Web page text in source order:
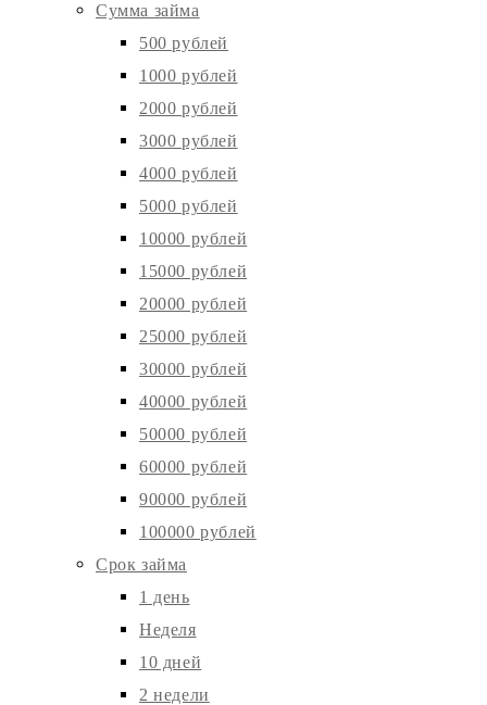
Сумма займа
500 рублей
1000 рублей
2000 рублей
3000 рублей
4000 рублей
5000 рублей
10000 рублей
15000 рублей
20000 рублей
25000 рублей
30000 рублей
40000 рублей
50000 рублей
60000 рублей
90000 рублей
100000 рублей
Срок займа
1 день
Неделя
10 дней
2 недели